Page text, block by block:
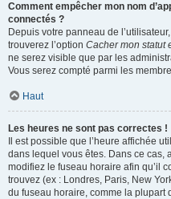
Comment empêcher mon nom
connectés ?
Depuis votre panneau de
trouverez l’option Cacher mon statut
ne serez visible que par les
Vous serez compté parmi les
Haut
Les heures ne sont pas correctes !
Il est possible que l’heure affichée
dans lequel vous êtes. Dans ce cas,
modifiez le fuseau horaire afin qu’il
trouvez (ex : Londres, Paris, New
du fuseau horaire, comme la plupart